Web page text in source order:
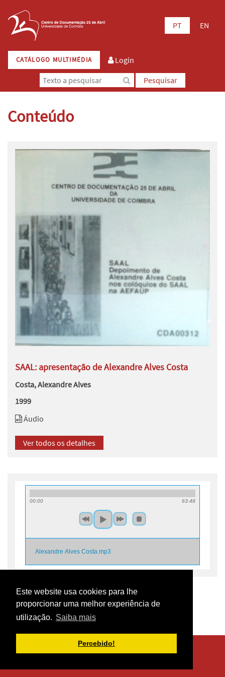
Este website usa cookies para lhe
proporcionar uma melhor experiência de
utilização. Saiba mais
Percebido!
PT EN
CATÁLOGO MULTIMÉDIA
Login
Pesquisar
Conteúdo
SAAL: apresentação de Alexandre Alves Costa
Costa, Alexandre Alves
1999
Áudio
Ver todos os detalhes
00:00 63:48
Alexandre Alves Costa.mp3
Voltar
Centro de Documentação 25 de Abril © 2017